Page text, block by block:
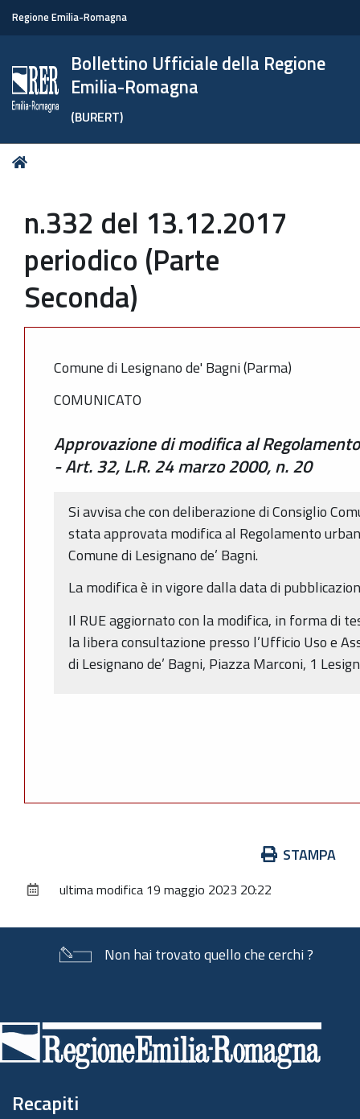
Regione Emilia-Romagna
Bollettino Ufficiale della Regione
Emilia-Romagna
(BURERT)
Tu
n.332 del 13.12.2017
periodico (Parte
Seconda)
Comune di Lesignano de' Bagni (Parma)
COMUNICATO
Approvazione di modifica al
- Art. 32, L.R. 24 marzo 2000, n. 20
Si avvisa che con deliberazione di Consiglio
stata approvata modifica al Regolamento
Comune di Lesignano de’ Bagni.
La modifica è in vigore dalla data di
Il RUE aggiornato con la modifica, in forma di
la libera consultazione presso l’Ufficio Uso e
di Lesignano de’ Bagni, Piazza Marconi, 1
documento
STAMPA
ultima modifica 19 maggio 2023 20:22
Non hai trovato quello che cerchi ?
di
pagina
Recapiti